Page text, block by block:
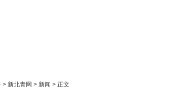
> 新北青网 > 新闻 > 正文